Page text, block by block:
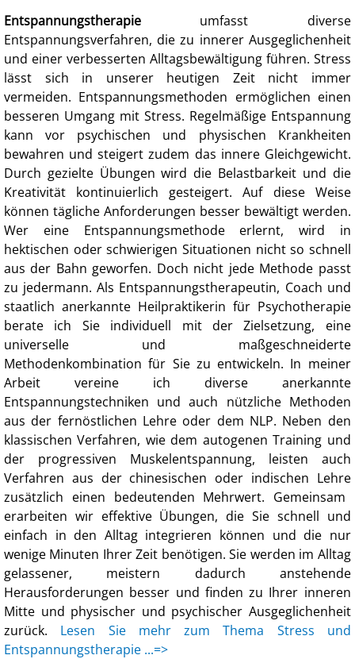
Entspannungstherapie umfasst diverse
Entspannungsverfahren, die zu innerer Ausgeglichenheit
und einer verbesserten Alltagsbewältigung führen. Stress
lässt sich in unserer heutigen Zeit nicht immer
vermeiden. Entspannungsmethoden ermöglichen einen
besseren Umgang mit Stress. Regelmäßige Entspannung
kann vor psychischen und physischen Krankheiten
bewahren und steigert zudem das innere Gleichgewicht.
Durch gezielte Übungen wird die Belastbarkeit und die
Kreativität kontinuierlich gesteigert. Auf diese Weise
können tägliche Anforderungen besser bewältigt werden.
Wer eine Entspannungsmethode erlernt, wird in
hektischen oder schwierigen Situationen nicht so schnell
aus der Bahn geworfen. Doch nicht jede Methode passt
zu jedermann. Als Entspannungstherapeutin, Coach und
staatlich anerkannte Heilpraktikerin für Psychotherapie
berate ich Sie individuell mit der Zielsetzung, eine
universelle und maßgeschneiderte
Methodenkombination für Sie zu entwickeln. In meiner
Arbeit vereine ich diverse anerkannte
Entspannungstechniken und auch nützliche Methoden
aus der fernöstlichen Lehre oder dem NLP. Neben den
klassischen Verfahren, wie dem autogenen Training und
der progressiven Muskelentspannung, leisten auch
Verfahren aus der chinesischen oder indischen Lehre
zusätzlich einen bedeutenden Mehrwert. Gemeinsam
erarbeiten wir effektive Übungen, die Sie schnell und
einfach in den Alltag integrieren können und die nur
wenige Minuten Ihrer Zeit benötigen. Sie werden im Alltag
gelassener, meistern dadurch anstehende
Herausforderungen besser und finden zu Ihrer inneren
Mitte und physischer und psychischer Ausgeglichenheit
zurück. Lesen Sie mehr zum Thema Stress und
Entspannungstherapie ...=>